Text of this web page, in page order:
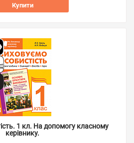
Купити
1 кл. На допомогу класному
керівнику.